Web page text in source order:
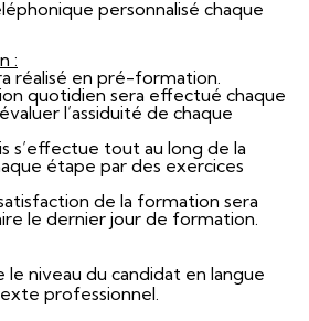
personnalisé chaque
:
réalisé en pré-formation.
quotidien sera effectué chaque
l’assiduité de chaque
s’effectue tout au long de la
étape par des exercices
de la formation sera
le dernier jour de formation.
le niveau du candidat en langue
professionnel.